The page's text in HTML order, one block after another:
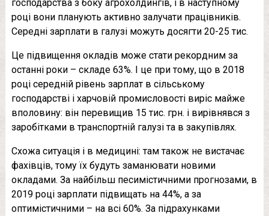
господарства з боку агрохолдингів, і в наступному
році вони планують активно залучати працівників.
Середні зарплати в галузі можуть досягти 20-25 тис.
Це підвищення окладів може стати рекордним за
останні роки – складе 63%. І це при тому, що в 2018
році середній рівень зарплат в сільському
господарстві і харчовій промисловості виріс майже
вполовину: він перевищив 15 тис. грн. і вирівнявся з
заробітками в транспортній галузі та в закупівлях.
Схожа ситуація і в медицині: там також не вистачає
фахівців, тому їх будуть заманювати новими
окладами. За найбільш песимістичними прогнозами, в
2019 році зарплати підвищать на 44%, а за
оптимістичними – на всі 60%. За підрахунками